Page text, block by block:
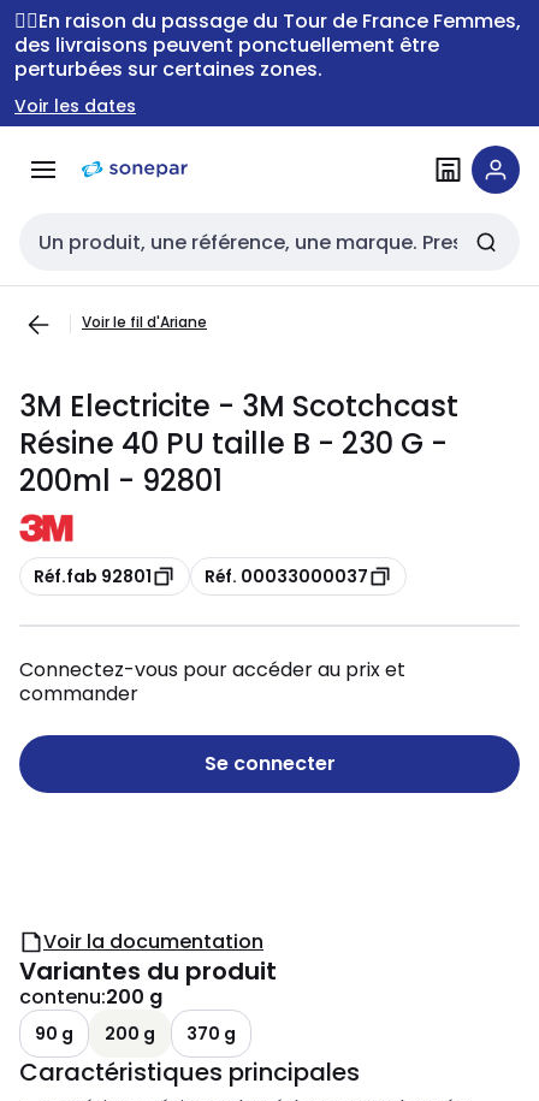
Passer à la
navigation
Passer
au
contenu
🚴‍♂️En raison du passage du Tour de France Femmes,
des livraisons peuvent ponctuellement être
perturbées sur certaines zones.
Voir les dates
Entrée de recherche
Voir le fil d'Ariane
3M Electricite - 3M Scotchcast
Résine 40 PU taille B - 230 G -
200ml - 92801
Copie
Réf.fab 92801 Copie
Réf. 00033000037
Connectez-vous pour accéder au prix et
commander
Se connecter
Voir la documentation
Variantes du produit
contenu:200 g
90 g 200 g 370 g
Caractéristiques principales